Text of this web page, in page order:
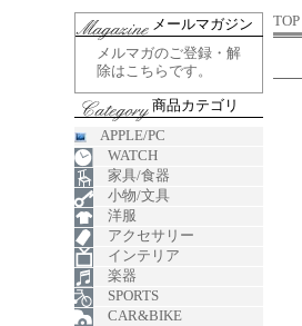
TOP
メールマガジン
メルマガのご登録・解
除はこちらです。
商品カテゴリ
APPLE/PC
WATCH
家具/食器
小物/文具
洋服
アクセサリー
インテリア
楽器
SPORTS
CAR&BIKE